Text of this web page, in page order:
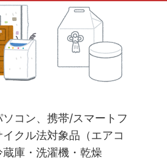
コン、携帯/スマートフ
クル法対象品（エアコ
庫・洗濯機・乾燥